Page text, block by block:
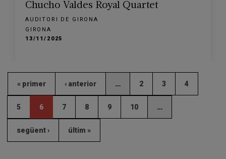
Chucho Valdes Royal Quartet
AUDITORI DE GIRONA
GIRONA
13/11/2025
« primer ‹ anterior … 2 3 4
5 6 7 8 9 10 …
següent › últim »